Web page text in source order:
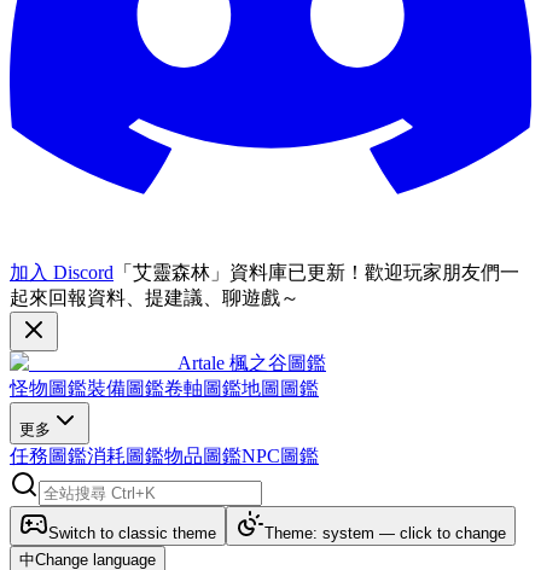
加入 Discord 「艾靈森林」資料庫已更新！歡迎玩家朋友們一
起來回報資料、提建議、聊遊戲～
Artale 楓之谷圖鑑
怪物圖鑑裝備圖鑑卷軸圖鑑地圖圖鑑
更多
任務圖鑑消耗圖鑑物品圖鑑NPC圖鑑
Switch to classic theme
Theme: system — click to change
中Change language